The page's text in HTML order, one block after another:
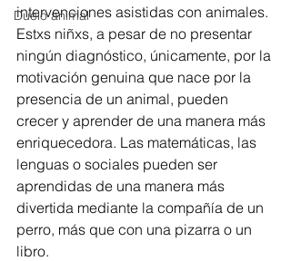
Duelo animal
intervenciones asistidas con animales.
Estxs niñxs, a pesar de no presentar
ningún diagnóstico, únicamente, por la
motivación genuina que nace por la
presencia de un animal, pueden
crecer y aprender de una manera más
enriquecedora. Las matemáticas, las
lenguas o sociales pueden ser
aprendidas de una manera más
divertida mediante la compañía de un
perro, más que con una pizarra o un
libro.